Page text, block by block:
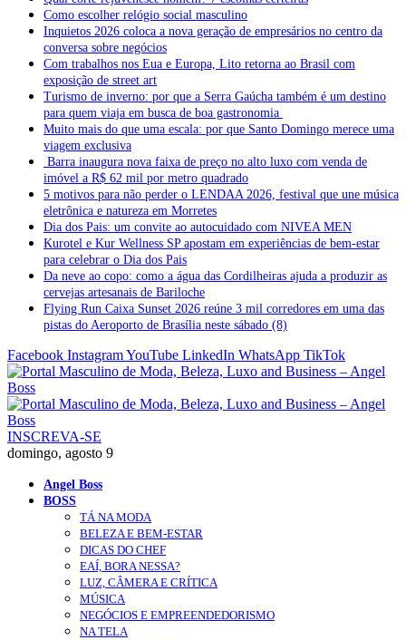
Como escolher relógio social masculino
Inquietos 2026 coloca a nova geração de empresários no centro da
conversa sobre negócios
Com trabalhos nos Eua e Europa, Lito retorna ao Brasil com
exposição de street art
Turismo de inverno: por que a Serra Gaúcha também é um destino
para quem viaja em busca de boa gastronomia
Muito mais do que uma escala: por que Santo Domingo merece uma
viagem exclusiva
Barra inaugura nova faixa de preço no alto luxo com venda de
imóvel a R$ 62 mil por metro quadrado
5 motivos para não perder o LENDAA 2026, festival que une música
eletrônica e natureza em Morretes
Dia dos Pais: um convite ao autocuidado com NIVEA MEN
Kurotel e Kur Wellness SP apostam em experiências de bem-estar
para celebrar o Dia dos Pais
Da neve ao copo: como a água das Cordilheiras ajuda a produzir as
cervejas artesanais de Bariloche
Flying Run Caixa Sunset 2026 reúne 3 mil corredores em uma das
pistas do Aeroporto de Brasília neste sábado (8)
Facebook InstagramYouTube LinkedIn WhatsApp TikTok
INSCREVA-SE
domingo, agosto 9
Angel Boss
BOSS
TÁ NA MODA
BELEZA E BEM-ESTAR
DICAS DO CHEF
EAÍ, BORA NESSA?
LUZ, CÂMERA E CRÍTICA
MÚSICA
NEGÓCIOS E EMPREENDEDORISMO
NA TELA